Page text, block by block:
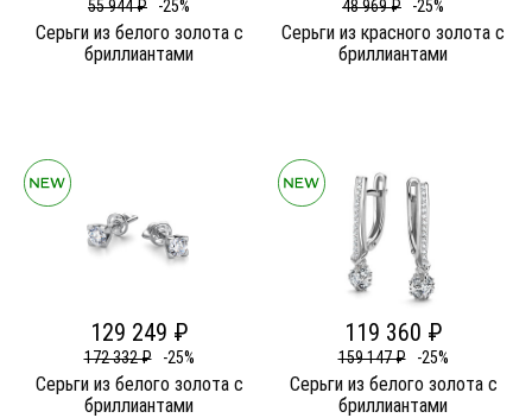
55 944 ₽ -25%
Серьги из белого золота c
бриллиантами
48 969 ₽ -25%
Серьги из красного золота c
бриллиантами
129 249 ₽
172 332 ₽ -25%
Серьги из белого золота c
бриллиантами
119 360 ₽
159 147 ₽ -25%
Серьги из белого золота c
бриллиантами